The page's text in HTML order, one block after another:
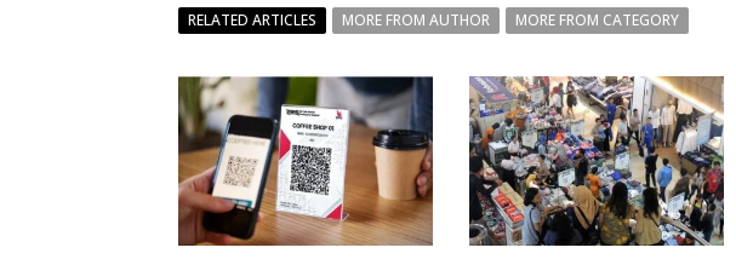
RELATED ARTICLES MORE FROM AUTHOR MORE FROM CATEGORY